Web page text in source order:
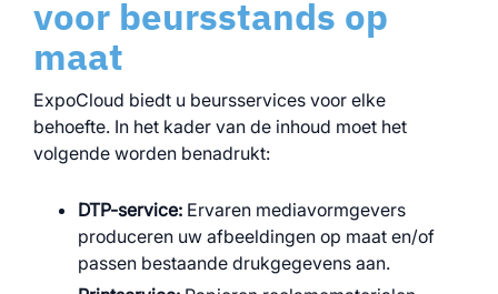
voor beursstands op
maat
ExpoCloud biedt u beursservices voor elke
behoefte. In het kader van de inhoud moet het
volgende worden benadrukt:
DTP-service: Ervaren mediavormgevers
produceren uw afbeeldingen op maat en/of
passen bestaande drukgegevens aan.